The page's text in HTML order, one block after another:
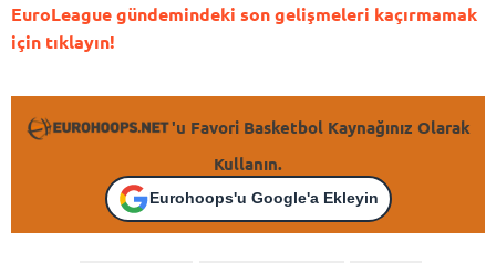
EuroLeague gündemindeki son gelişmeleri kaçırmamak
için tıklayın!
'u Favori Basketbol Kaynağınız Olarak
Kullanın.
Eurohoops'u Google'a Ekleyin